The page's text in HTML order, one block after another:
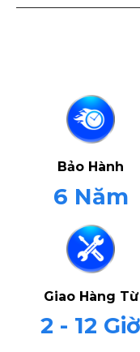
Bảo Hành
6 Năm
Giao Hàng Từ
2 - 12 Giờ